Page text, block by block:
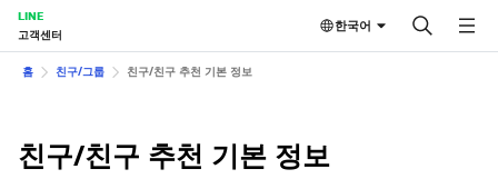
LINE
고객센터
한국어
홈 친구/그룹 친구/친구 추천 기본 정보
친구/친구 추천 기본 정보